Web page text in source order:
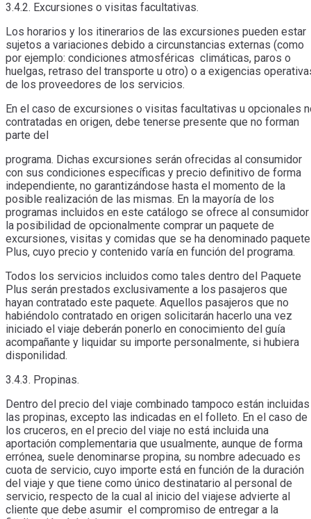
3.4.2. Excursiones o visitas facultativas.
Los horarios y los itinerarios de las excursiones pueden estar
sujetos a variaciones debido a circunstancias externas (como
por ejemplo: condiciones atmosféricas climáticas, paros o
huelgas, retraso del transporte u otro) o a exigencias
de los proveedores de los servicios.
En el caso de excursiones o visitas facultativas u opcionales
contratadas en origen, debe tenerse presente que no forman
parte del
programa. Dichas excursiones serán ofrecidas al consumidor
con sus condiciones específicas y precio definitivo de forma
independiente, no garantizándose hasta el momento de la
posible realización de las mismas. En la mayoría de los
programas incluidos en este catálogo se ofrece al consumidor
la posibilidad de opcionalmente comprar un paquete de
excursiones, visitas y comidas que se ha denominado paquete
Plus, cuyo precio y contenido varía en función del programa.
Todos los servicios incluidos como tales dentro del Paquete
Plus serán prestados exclusivamente a los pasajeros que
hayan contratado este paquete. Aquellos pasajeros que no
habiéndolo contratado en origen solicitarán hacerlo una vez
iniciado el viaje deberán ponerlo en conocimiento del guía
acompañante y liquidar su importe personalmente, si hubiera
disponilidad.
3.4.3. Propinas.
Dentro del precio del viaje combinado tampoco están incluidas
las propinas, excepto las indicadas en el folleto. En el caso de
los cruceros, en el precio del viaje no está incluida una
aportación complementaria que usualmente, aunque de forma
errónea, suele denominarse propina, su nombre adecuado es
cuota de servicio, cuyo importe está en función de la duración
del viaje y que tiene como único destinatario al personal de
servicio, respecto de la cual al inicio del viajese advierte al
cliente que debe asumir el compromiso de entregar a la